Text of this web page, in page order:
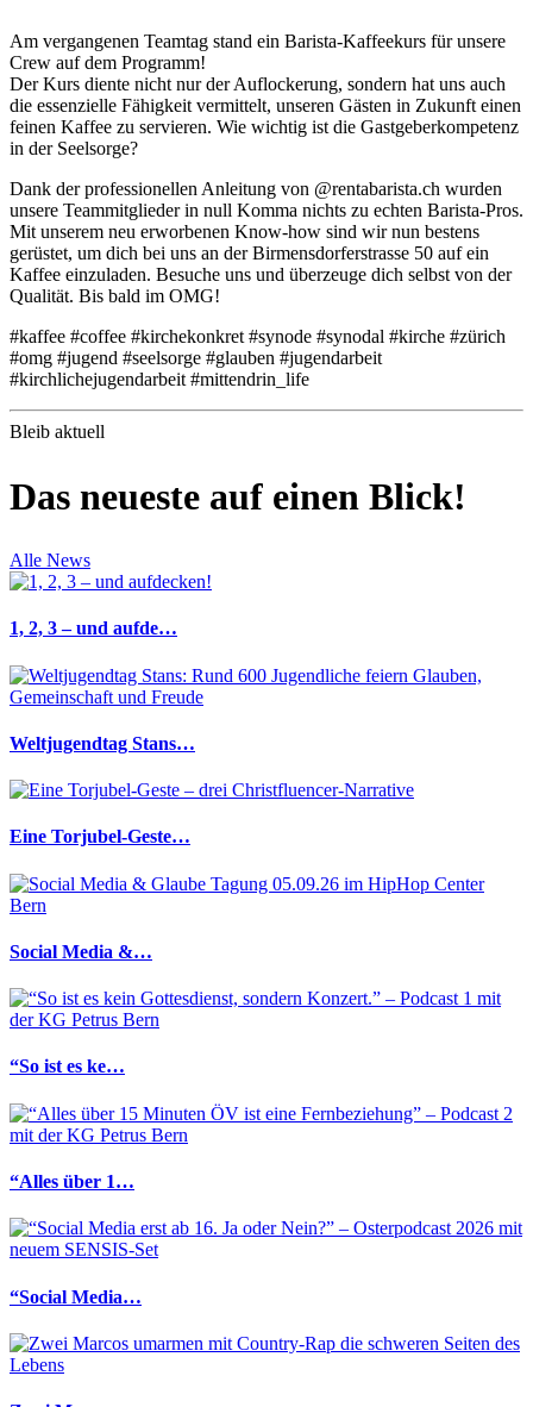
Am vergangenen Teamtag stand ein Barista-Kaffeekurs für unsere
Crew auf dem Programm!
Der Kurs diente nicht nur der Auflockerung, sondern hat uns auch
die essenzielle Fähigkeit vermittelt, unseren Gästen in Zukunft einen
feinen Kaffee zu servieren. Wie wichtig ist die Gastgeberkompetenz
in der Seelsorge?
Dank der professionellen Anleitung von @rentabarista.ch wurden
unsere Teammitglieder in null Komma nichts zu echten Barista-Pros.
Mit unserem neu erworbenen Know-how sind wir nun bestens
gerüstet, um dich bei uns an der Birmensdorferstrasse 50 auf ein
Kaffee einzuladen. Besuche uns und überzeuge dich selbst von der
Qualität. Bis bald im OMG!
#kaffee #coffee #kirchekonkret #synode #synodal #kirche #zürich
#omg #jugend #seelsorge #glauben #jugendarbeit
#kirchlichejugendarbeit #mittendrin_life
Bleib aktuell
Das neueste auf einen Blick!
Alle News
1, 2, 3 – und aufde…
Weltjugendtag Stans…
Eine Torjubel-Geste…
Social Media &…
“So ist es ke…
“Alles über 1…
“Social Media…